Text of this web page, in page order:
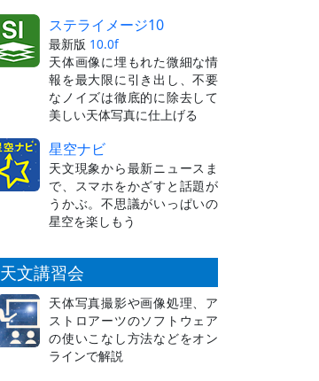
ステライメージ10
最新版 10.0f
天体画像に埋もれた微細な情
報を最大限に引き出し、不要
なノイズは徹底的に除去して
美しい天体写真に仕上げる
星空ナビ
天文現象から最新ニュースま
で、スマホをかざすと話題が
うかぶ。不思議がいっぱいの
星空を楽しもう
天文講習会
天体写真撮影や画像処理、ア
ストロアーツのソフトウェア
の使いこなし方法などをオン
ラインで解説